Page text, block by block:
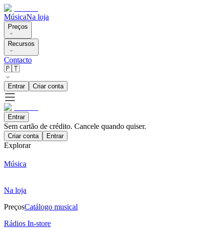
MúsicaNa loja
Preços
Recursos
Contacto
🇵🇹
Entrar Criar conta
Entrar
Sem cartão de crédito. Cancele quando quiser.
Criar conta Entrar
Explorar
Música
Na loja
PreçosCatálogo musical
Rádios In-store